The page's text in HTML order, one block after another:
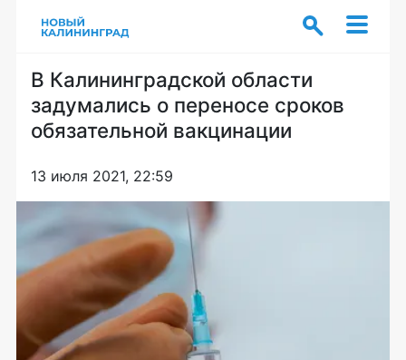
В Калининградской области
задумались о переносе сроков
обязательной вакцинации
13 июля 2021, 22:59